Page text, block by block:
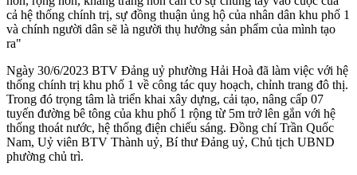
cả hệ thống chính trị, sự đồng thuận ủng hộ của nhân dân khu phố 1
và chính người dân sẽ là người thụ hưởng sản phẩm của mình tạo
ra"
Ngày 30/6/2023 BTV Đảng uỷ phường Hải Hoà đã làm việc với hệ
thống chính trị khu phố 1 về công tác quy hoạch, chỉnh trang đô thị.
Trong đó trọng tâm là triển khai xây dựng, cải tạo, nâng cấp 07
tuyến đường bê tông của khu phố 1 rộng từ 5m trở lên gắn với hệ
thống thoát nước, hệ thống điện chiếu sáng. Đồng chí Trần Quốc
Nam, Uỷ viên BTV Thành uỷ, Bí thư Đảng uỷ, Chủ tịch UBND
phường chủ trì.